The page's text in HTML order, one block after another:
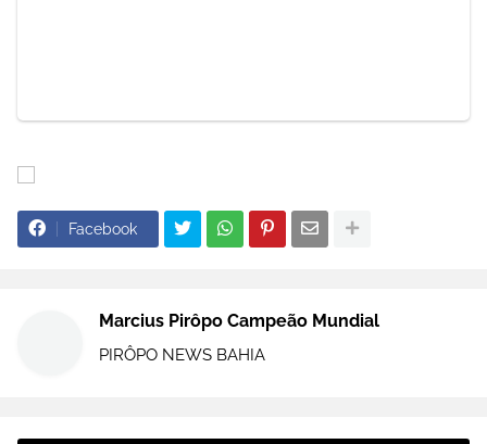
Facebook
Marcius Pirôpo Campeão Mundial
PIRÔPO NEWS BAHIA